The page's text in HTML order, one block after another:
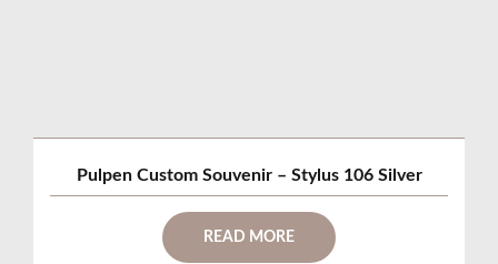
Pulpen Custom Souvenir – Stylus 106 Silver
READ MORE